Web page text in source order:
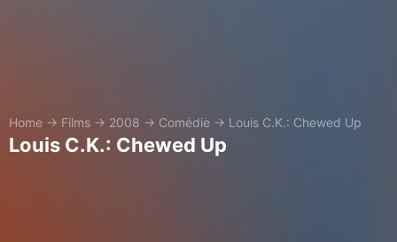
Home → Films → 2008 → Comédie → Louis C.K.: Chewed Up
Louis C.K.: Chewed Up